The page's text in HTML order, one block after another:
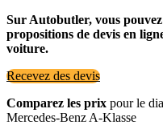
Sur Autobutler, vous
propositions de devis en
voiture.
Recevez des devis
Comparez les prix pour le
Mercedes-Benz A-Klasse